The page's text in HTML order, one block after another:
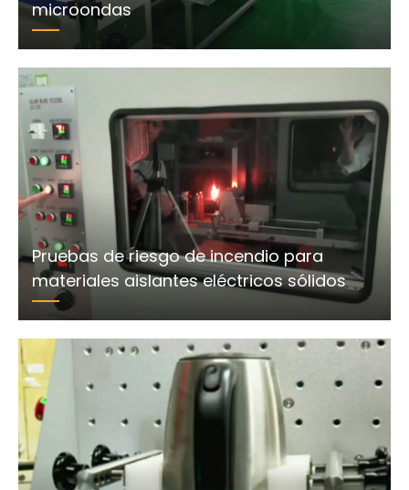
microondas
Pruebas de riesgo de incendio para
materiales aislantes eléctricos sólidos